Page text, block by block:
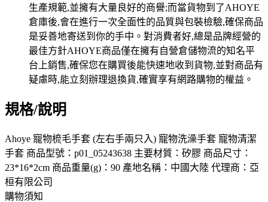
規格/說明
Ahoye 寵物梳毛手套 (左右手兩只入) 寵物洗澡手套 寵物清潔
手套 商品型號：p01_05243638 主要材質：矽膠 商品尺寸：
23*16*2cm 商品重量(g)：90 產地名稱：中國大陸 代理商：亞
桓有限公司
購物須知